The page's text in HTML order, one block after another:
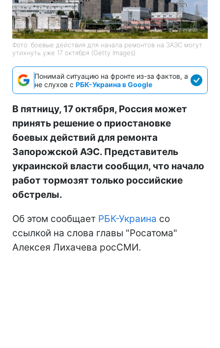
Фото: боевые действия для начала ремонтов на ЗАЭС могут
утихнуть уже 17 октября (Getty Images)
Понимай ситуацию на фронте из-за фактов, а
не слухов с РБК-Украина в Google
В пятницу, 17 октября, Россия может
принять решение о приостановке
боевых действий для ремонта
Запорожской АЭС. Представитель
украинской власти сообщил, что начало
работ тормозят только российские
обстрелы.
Об этом сообщает РБК-Украина со
ссылкой на слова главы "Росатома"
Алексея Лихачева росСМИ.